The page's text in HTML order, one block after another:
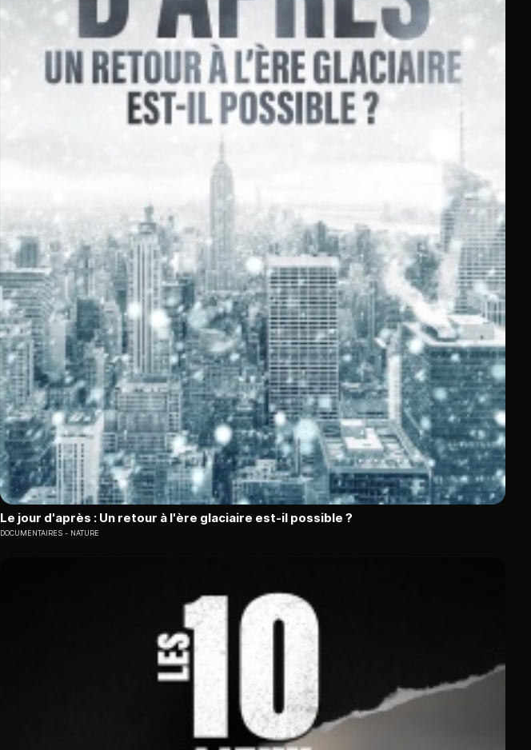
Le jour d'après : Un retour à l'ère glaciaire est-il possible ?
DOCUMENTAIRES NATURE